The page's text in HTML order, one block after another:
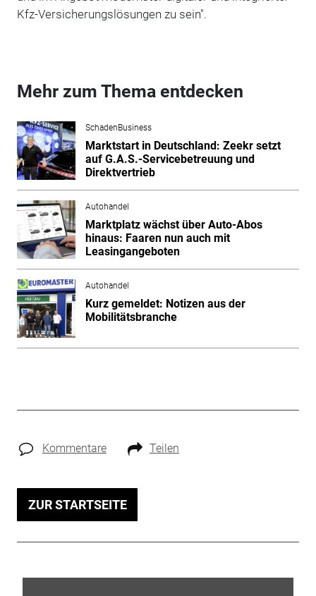
Kfz-Versicherungslösungen zu sein".
Mehr zum Thema entdecken
SchadenBusiness
Marktstart in Deutschland: Zeekr setzt
auf G.A.S.-Servicebetreuung und
Direktvertrieb
Autohandel
Marktplatz wächst über Auto-Abos
hinaus: Faaren nun auch mit
Leasingangeboten
Autohandel
Kurz gemeldet: Notizen aus der
Mobilitätsbranche
Kommentare Teilen
ZUR STARTSEITE